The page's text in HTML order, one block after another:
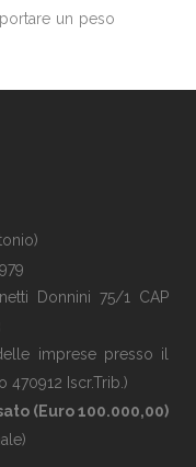
un peso
Donnini 75/1 CAP
imprese presso il
470912 Iscr.Trib.)
(Euro 100.000,00)